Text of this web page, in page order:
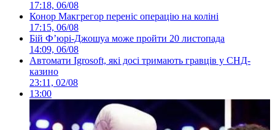
17:18, 06/08
Конор Макгрегор переніс операцію на коліні
17:15, 06/08
Бій Ф’юрі-Джошуа може пройти 20 листопада
14:09, 06/08
Автомати Igrosoft, які досі тримають гравців у СНД-
казино
23:11, 02/08
13:00